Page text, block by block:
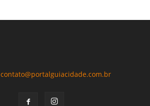
contato@portalguiacidade.com.br